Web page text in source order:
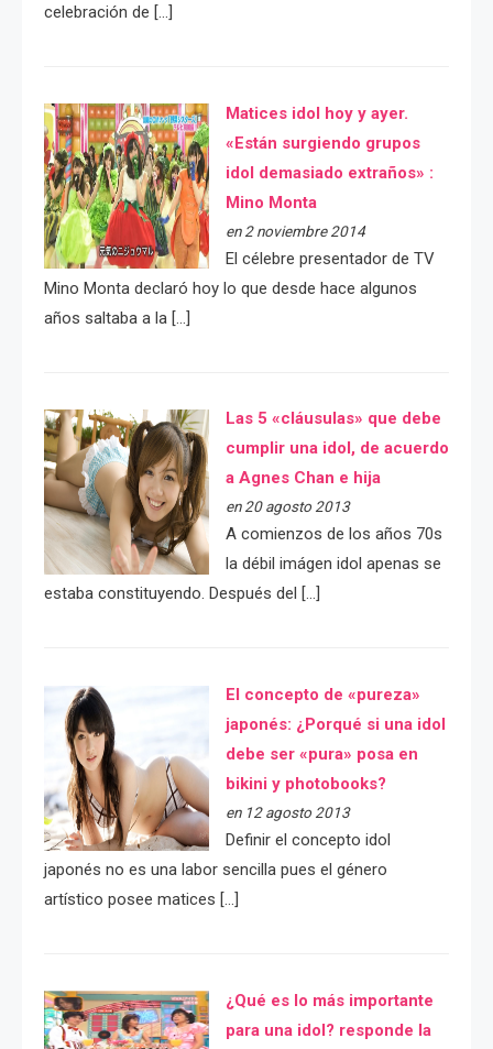
celebración de […]
Matices idol hoy y ayer.
«Están surgiendo grupos
idol demasiado extraños» :
Mino Monta
en 2 noviembre 2014
El célebre presentador de TV
Mino Monta declaró hoy lo que desde hace algunos
años saltaba a la […]
Las 5 «cláusulas» que debe
cumplir una idol, de acuerdo
a Agnes Chan e hija
en 20 agosto 2013
A comienzos de los años 70s
la débil imágen idol apenas se
estaba constituyendo. Después del […]
El concepto de «pureza»
japonés: ¿Porqué si una idol
debe ser «pura» posa en
bikini y photobooks?
en 12 agosto 2013
Definir el concepto idol
japonés no es una labor sencilla pues el género
artístico posee matices […]
¿Qué es lo más importante
para una idol? responde la